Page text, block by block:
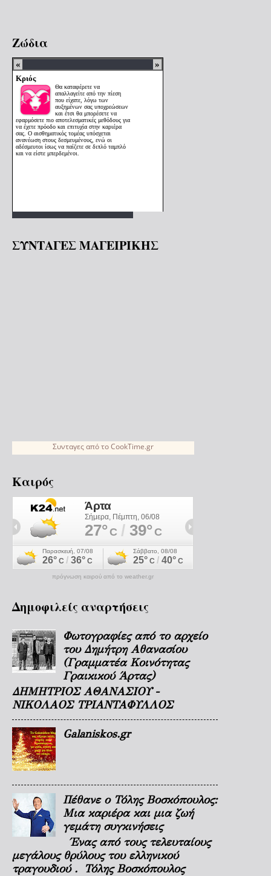
Ζώδια
ΣΥΝΤΑΓΕΣ ΜΑΓΕΙΡΙΚΗΣ
Συνταγεςαπό τοCookTime.gr
Καιρός
πρόγνωση καιρού από το weather.gr
Δημοφιλείς αναρτήσεις
Φωτογραφίες από το αρχείο
του Δημήτρη Αθανασίου
(Γραμματέα Κοινότητας
Γραικικού Άρτας)
ΔΗΜΗΤΡΙΟΣ ΑΘΑΝΑΣΙΟΥ -
ΝΙΚΟΛΑΟΣ ΤΡΙΑΝΤΑΦΥΛΛΟΣ
Galaniskos.gr
Πέθανε ο Τόλης Βοσκόπουλος:
Μια καριέρα και μια ζωή
γεμάτη συγκινήσεις
Ένας από τους τελευταίους
μεγάλους θρύλους του ελληνικού
τραγουδιού . Τόλης Βοσκόπουλος